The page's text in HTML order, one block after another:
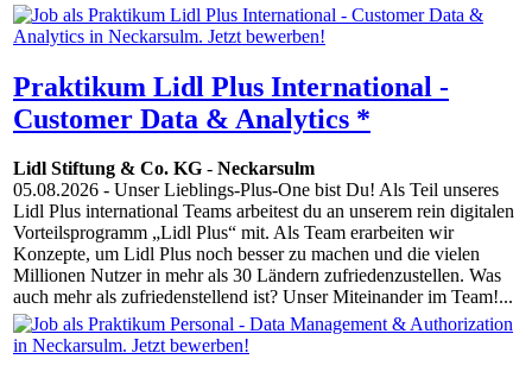
Praktikum Lidl Plus International -
Customer Data & Analytics *
Lidl Stiftung & Co. KG - Neckarsulm
05.08.2026 - Unser Lieblings-Plus-One bist Du! Als Teil unseres
Lidl Plus international Teams arbeitest du an unserem rein digitalen
Vorteilsprogramm „Lidl Plus“ mit. Als Team erarbeiten wir
Konzepte, um Lidl Plus noch besser zu machen und die vielen
Millionen Nutzer in mehr als 30 Ländern zufriedenzustellen. Was
auch mehr als zufriedenstellend ist? Unser Miteinander im Team!...